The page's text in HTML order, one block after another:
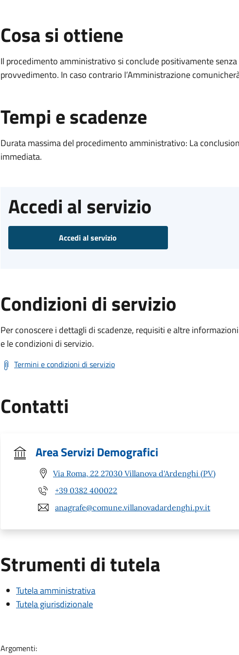
Cosa si ottiene
Il procedimento amministrativo si conclude positivamente senza
provvedimento. In caso contrario l’Amministrazione
Tempi e scadenze
Durata massima del procedimento amministrativo: La
immediata.
Accedi al servizio
Accedi al servizio
Condizioni di servizio
Per conoscere i dettagli di scadenze, requisiti e altre
e le condizioni di servizio.
Termini e condizioni di servizio
Contatti
Area Servizi Demografici
Via Roma, 22 27030 Villanova d'Ardenghi (PV)
+39 0382 400022
anagrafe@comune.villanovadardenghi.pv.it
Strumenti di tutela
Tutela amministrativa
Tutela giurisdizionale
Argomenti: